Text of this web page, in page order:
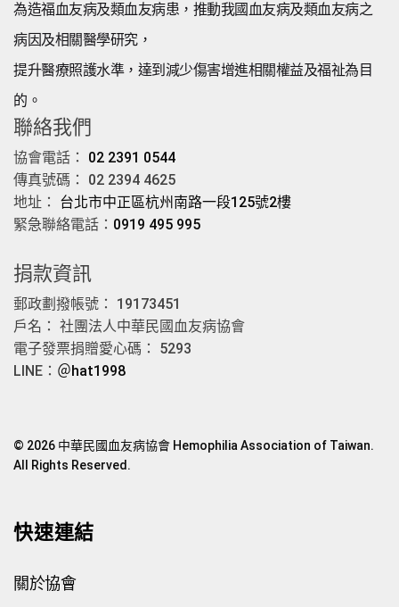
為造福血友病及類血友病患，推動我國血友病及類血友病之
病因及相關醫學研究，
提升醫療照護水準，達到減少傷害增進相關權益及福祉為目
的。
聯絡我們
協會電話： 02 2391 0544
傳真號碼： 02 2394 4625
地址： 台北市中正區杭州南路一段125號2樓
緊急聯絡電話： 0919 495 995
捐款資訊
郵政劃撥帳號： 19173451
戶名： 社團法人中華民國血友病協會
電子發票捐贈愛心碼： 5293
LINE： ＠hat1998
© 2026 中華民國血友病協會 Hemophilia Association of Taiwan.
All Rights Reserved.
快速連結
關於協會